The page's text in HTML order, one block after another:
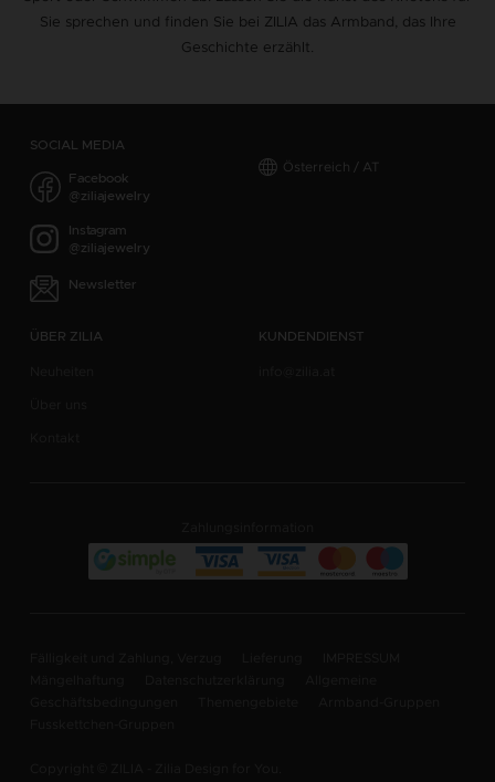
Sie sprechen und finden Sie bei ZILIA das Armband, das Ihre
Geschichte erzählt.
SOCIAL MEDIA
Facebook
@ziliajewelry
Instagram
@ziliajewelry
Newsletter
Österreich / AT
ÜBER ZILIA KUNDENDIENST